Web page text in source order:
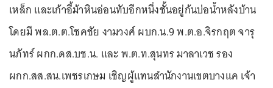
เหล็ก และเก้าอี้ม้าหินอ่อนทับอีกหนึ่งชั้นอยู่ก้นบ่อน้ำหลังบ้าน
โดยมี พล.ต.ต.โชคชัย งามวงศ์ ผบก.น.9 พ.ต.อ.จิรกฤต จารุ
นภัทร์ ผกก.ดส.บช.น. และ พ.ต.ท.สุนทร มาลาเวช รอง
ผกก.สส.สน.เพชรเกษม เชิญผู้แทนสำนักงานเขตบางแค เจ้า